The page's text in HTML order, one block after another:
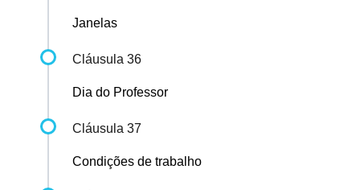
Janelas
Cláusula 36
Dia do Professor
Cláusula 37
Condições de trabalho